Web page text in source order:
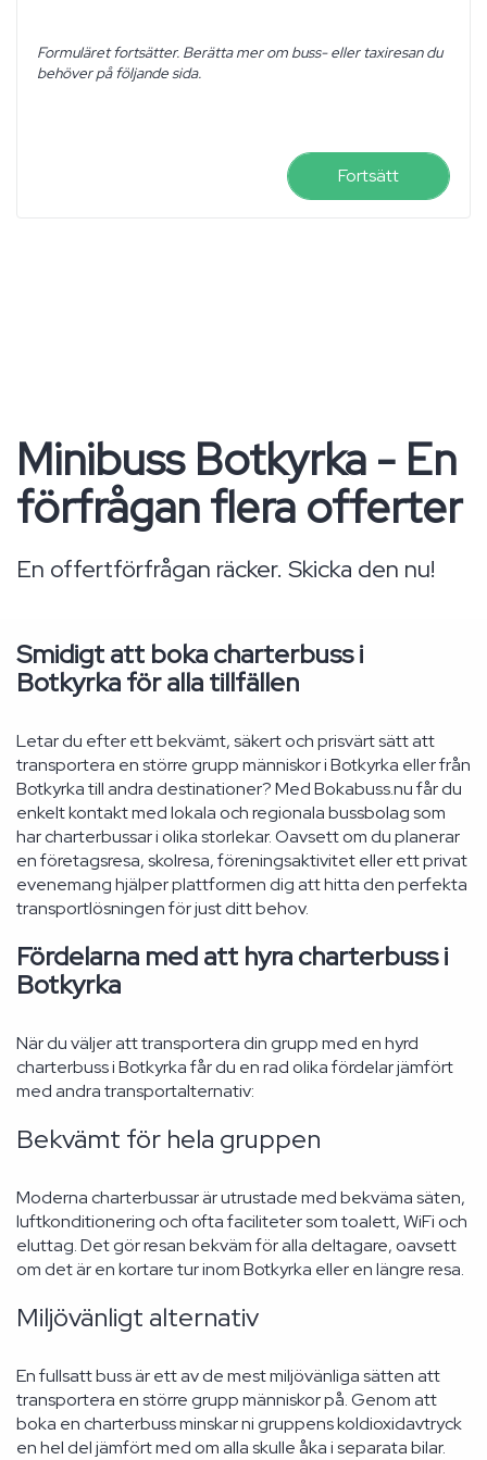
Formuläret fortsätter. Berätta mer om buss- eller taxiresan du
behöver på följande sida.
Fortsätt
Minibuss Botkyrka - En
förfrågan flera offerter
En offertförfrågan räcker. Skicka den nu!
Smidigt att boka charterbuss i
Botkyrka för alla tillfällen
Letar du efter ett bekvämt, säkert och prisvärt sätt att
transportera en större grupp människor i Botkyrka eller från
Botkyrka till andra destinationer? Med Bokabuss.nu får du
enkelt kontakt med lokala och regionala bussbolag som
har charterbussar i olika storlekar. Oavsett om du planerar
en företagsresa, skolresa, föreningsaktivitet eller ett privat
evenemang hjälper plattformen dig att hitta den perfekta
transportlösningen för just ditt behov.
Fördelarna med att hyra charterbuss i
Botkyrka
När du väljer att transportera din grupp med en hyrd
charterbuss i Botkyrka får du en rad olika fördelar jämfört
med andra transportalternativ:
Bekvämt för hela gruppen
Moderna charterbussar är utrustade med bekväma säten,
luftkonditionering och ofta faciliteter som toalett, WiFi och
eluttag. Det gör resan bekväm för alla deltagare, oavsett
om det är en kortare tur inom Botkyrka eller en längre resa.
Miljövänligt alternativ
En fullsatt buss är ett av de mest miljövänliga sätten att
transportera en större grupp människor på. Genom att
boka en charterbuss minskar ni gruppens koldioxidavtryck
en hel del jämfört med om alla skulle åka i separata bilar.